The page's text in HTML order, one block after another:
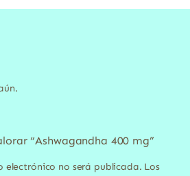
“Ashwagandha 400 mg”
electrónico no será publicada. Los